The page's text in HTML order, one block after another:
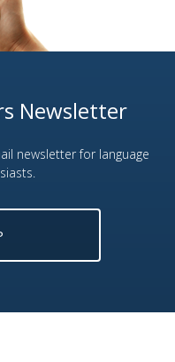
Newsletter
newsletter for language